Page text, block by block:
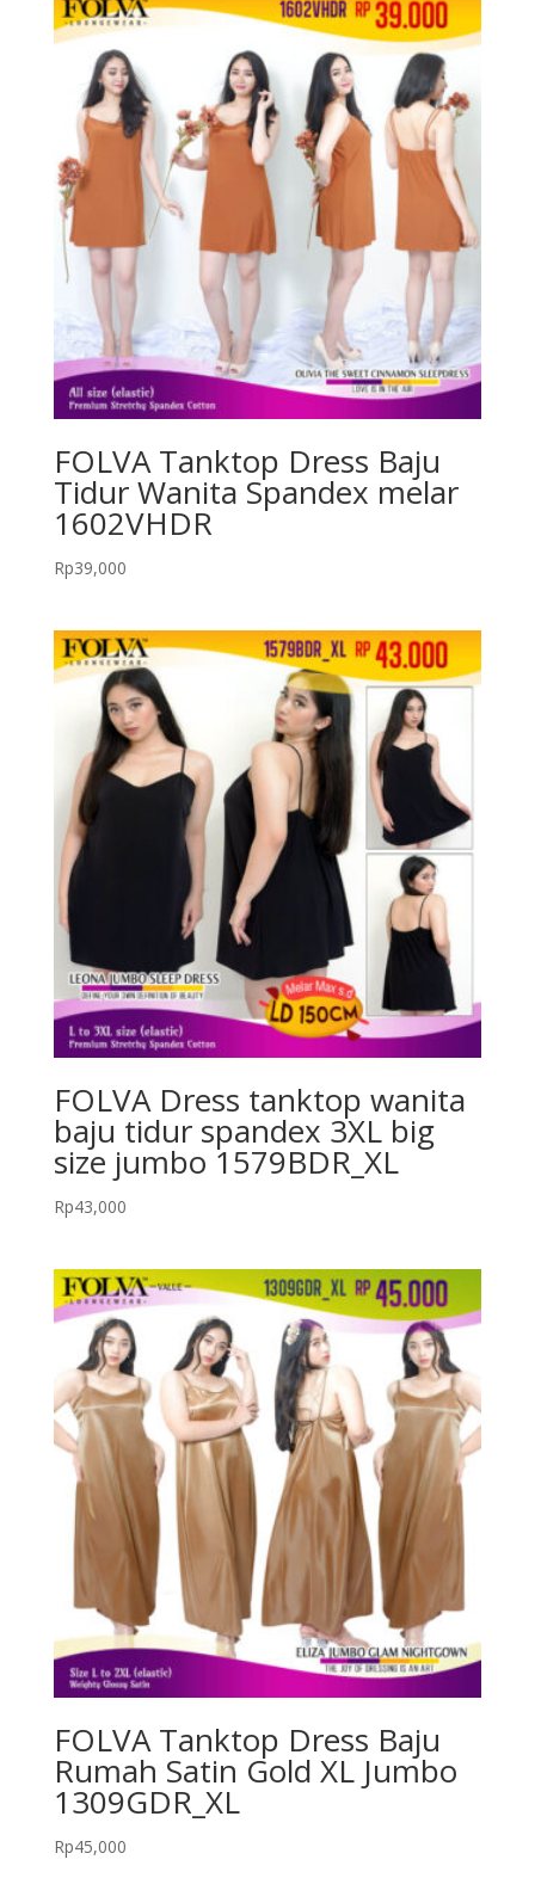
FOLVA Tanktop Dress Baju
Tidur Wanita Spandex melar
1602VHDR
Rp39,000
FOLVA Dress tanktop wanita
baju tidur spandex 3XL big
size jumbo 1579BDR_XL
Rp43,000
FOLVA Tanktop Dress Baju
Rumah Satin Gold XL Jumbo
1309GDR_XL
Rp45,000